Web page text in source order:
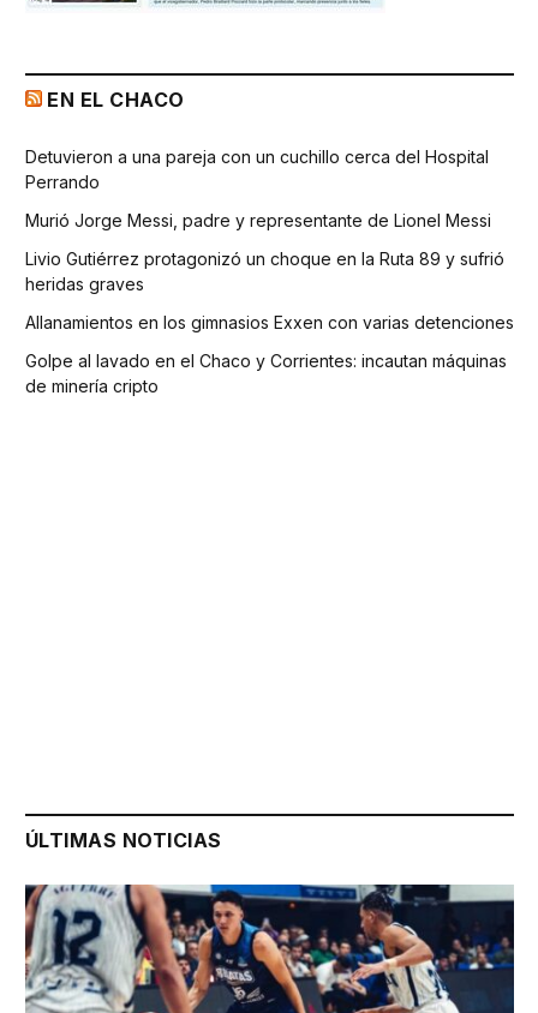
EN EL CHACO
Detuvieron a una pareja con un cuchillo cerca del Hospital
Perrando
Murió Jorge Messi, padre y representante de Lionel Messi
Livio Gutiérrez protagonizó un choque en la Ruta 89 y sufrió
heridas graves
Allanamientos en los gimnasios Exxen con varias detenciones
Golpe al lavado en el Chaco y Corrientes: incautan máquinas
de minería cripto
ÚLTIMAS NOTICIAS